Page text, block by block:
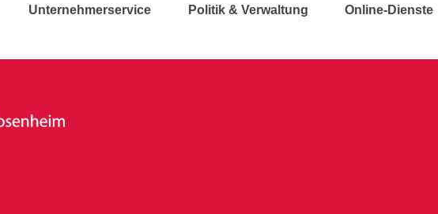
Unternehmerservice Politik & Verwaltung Online-Dienste